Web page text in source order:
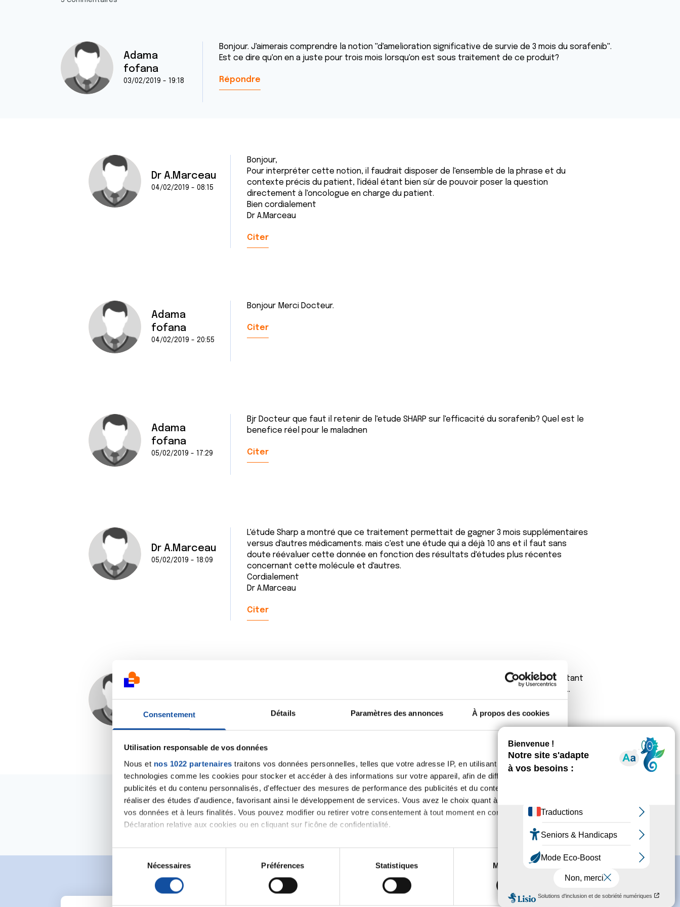
Consentement Détails Paramètres des annonces À propos des cookies
Utilisation responsable de vos données
Nous et nos 1022 partenaires traitons vos données personnelles, telles que votre adresse IP, en utilisant des
technologies comme les cookies pour stocker et accéder à des informations sur votre appareil, afin de diffuser des
publicités et du contenu personnalisés, d'effectuer des mesures de performance des publicités et du contenu, ainsi que de
réaliser des études d’audience, favorisant ainsi le développement de services. Vous avez le choix quant à l'utilisation de
vos données et à leurs finalités. Vous pouvez modifier ou retirer votre consentement à tout moment en consultant la
Déclaration relative aux cookies ou en cliquant sur l'icône de confidentialité.
Si vous le permettez, nous aimerions également :
Collecter des informations sur votre localisation géographique qui peuvent être précises à plusieurs mètres près
digitales).
Pour en savoir plus sur le traitement de vos données personnelles et définir vos préférences, reportez-vous à lasection «
S
Nécessaires Préférences Statistiques Marketing
Adama
fofana
03/02/2019 - 19:18
Bonjour. J'aimerais comprendre la notion ''d'amelioration significative de survie de 3 mois du sorafenib''.
Est ce dire qu'on en a juste pour trois mois lorsqu'on est sous traitement de ce produit?
Répondre
Dr A.Marceau
04/02/2019 - 08:15
Bonjour,
Pour interpréter cette notion, il faudrait disposer de l'ensemble de la phrase et du
contexte précis du patient, l'idéal étant bien sûr de pouvoir poser la question
directement à l'oncologue en charge du patient.
Bien cordialement
Dr A.Marceau
Citer
Adama
fofana
04/02/2019 - 20:55
Bonjour Merci Docteur.
Citer
Adama
fofana
05/02/2019 - 17:29
Bjr Docteur que faut il retenir de l'etude SHARP sur l'efficacité du sorafenib? Quel est le
benefice réel pour le maladnen
Citer
Dr A.Marceau
05/02/2019 - 18:09
L'étude Sharp a montré que ce traitement permettait de gagner 3 mois supplémentaires
versus d'autres médicaments. mais c'est une étude qui a déjà 10 ans et il faut sans
doute réévaluer cette donnée en fonction des résultats d'études plus récentes
concernant cette molécule et d'autres.
Cordialement
Dr A.Marceau
Citer
fofana
09/02/2019 - 17:42
Merci Docteur. C'est rassurant de savoir que d'autres molecules existent. Pour l'instant
je suis sur ce traitement disons le générique...j'espere que ma tumeur sera vaincue...